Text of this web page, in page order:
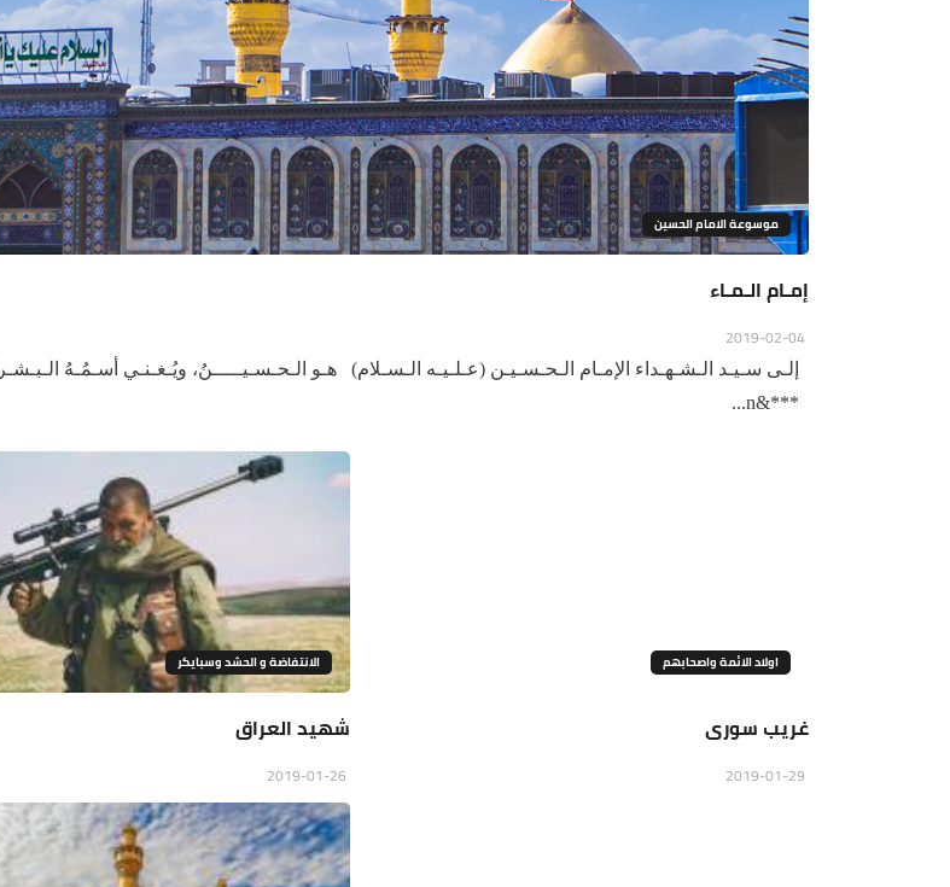
موسوعة الامام الحسين
إمـام الـمـاء
إلـى سـيـد الـشـهـداء الإمـام الـحـسـيـن (عـلـيـه الـسـلام) هـو الـحـسـيـــــنُ، ويُـغـنـي أسـمُـهُ الـبـشـرا
***&n...
اولاد الائمة واصحابهم
غريب سورى
الانتفاضة و الحشد وسبايكر
شهيد العراق